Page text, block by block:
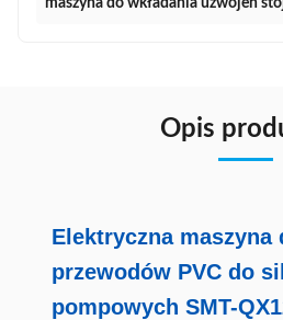
maszyna do wkładania uzwojeń
Opis
Elektryczna maszyna
przewodów PVC do
pompowych SMT-